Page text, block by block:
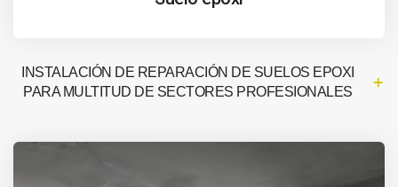
INSTALACIÓN DE REPARACIÓN DE SUELOS EPOXI
PARA MULTITUD DE SECTORES PROFESIONALES